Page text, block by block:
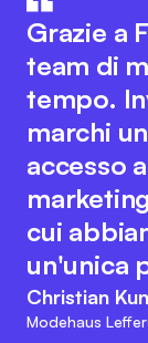
del
Cloud ha
nostri
articoli
interna e
Marc
Ramelow
Grazie a
team di
tempo.
marchi
accesso
cui
un'unica
Christian
Modehaus
del
moda.
della
attori del
processi
il team di
suo
agile.
con le